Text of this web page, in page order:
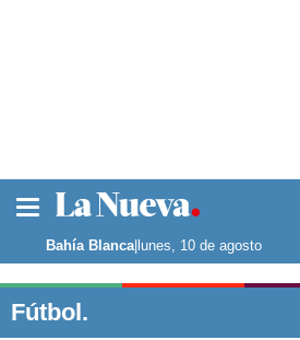
Noticias
La ciudad
Punta Alta
Bahía Blanca|lunes, 10 de agosto
Fútbol.